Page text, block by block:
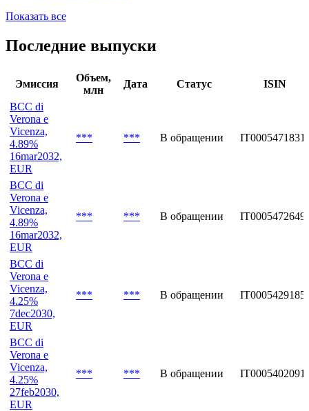
Показать все
Последние выпуски
Эмиссия
Объем,
млн
Дата Статус
ISIN
BCC di
Verona e
Vicenza,
4.89%
16mar2032,
EUR
*** *** В обращении IT0005471831
BCC di
Verona e
Vicenza,
4.89%
16mar2032,
EUR
*** *** В обращении IT0005472649
BCC di
Verona e
Vicenza,
4.25%
7dec2030,
EUR
*** *** В обращении IT0005429185
BCC di
Verona e
Vicenza,
4.25%
27feb2030,
EUR
*** *** В обращении IT0005402091